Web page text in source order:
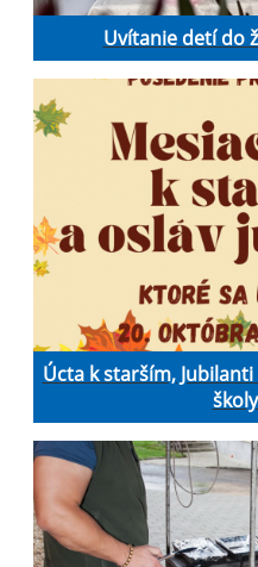
Uvítanie detí do
Úcta k starším,